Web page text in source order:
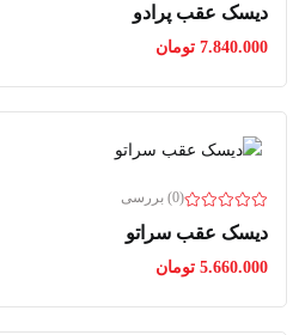
دیسک عقب پرادو
7.840.000 تومان
(0) بررسی
دیسک عقب سراتو
5.660.000 تومان